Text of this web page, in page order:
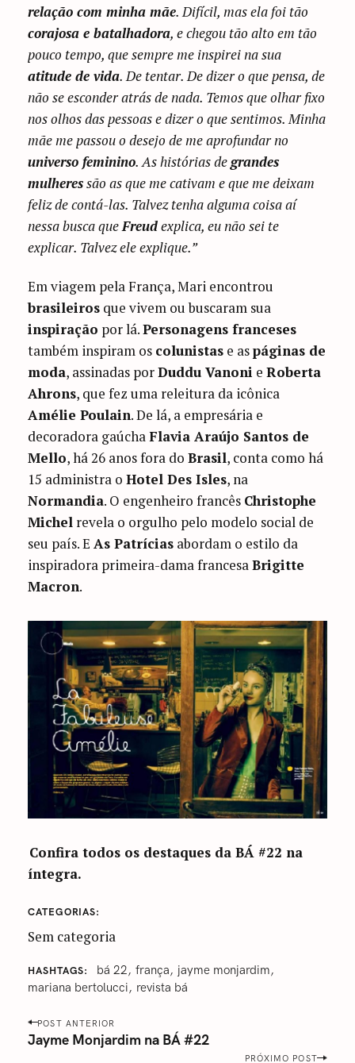
relação com minha mãe. Difícil, mas ela foi tão
corajosa e batalhadora, e chegou tão alto em tão
pouco tempo, que sempre me inspirei na sua
atitude de vida. De tentar. De dizer o que pensa, de
não se esconder atrás de nada. Temos que olhar fixo
nos olhos das pessoas e dizer o que sentimos. Minha
mãe me passou o desejo de me aprofundar no
universo feminino. As histórias degrandes
mulheressão as que me cativam e que me deixam
feliz de contá-las. Talvez tenha alguma coisa aí
nessa busca queFreudexplica, eu não sei te
explicar. Talvez ele explique.”
Em viagem pela França, Mari encontrou
brasileiros que vivem ou buscaram sua
inspiração por lá.Personagens franceses
também inspiram os colunistas e aspáginas de
moda, assinadas porDuddu Vanoni eRoberta
Ahrons, que fez uma releitura da icônica
Amélie Poulain. De lá, a empresária e
decoradora gaúchaFlavia Araújo Santos de
Mello, há 26 anos fora doBrasil, conta como há
15 administra oHotel Des Isles, na
Normandia. O engenheiro francês Christophe
Michel revela o orgulho pelo modelo social de
seu país. EAs Patrícias abordam o estilo da
inspiradora primeira-dama francesaBrigitte
Macron.
Confira todos os destaques da BÁ #22 na
íntegra.
CATEGORIAS
Sem categoria
HASHTAGS bá 22 frança
jayme monjardim
mariana bertolucci
revista bá
P
o
POST ANTERIOR
Jayme Monjardim na BÁ #22
PRÓXIMO POST